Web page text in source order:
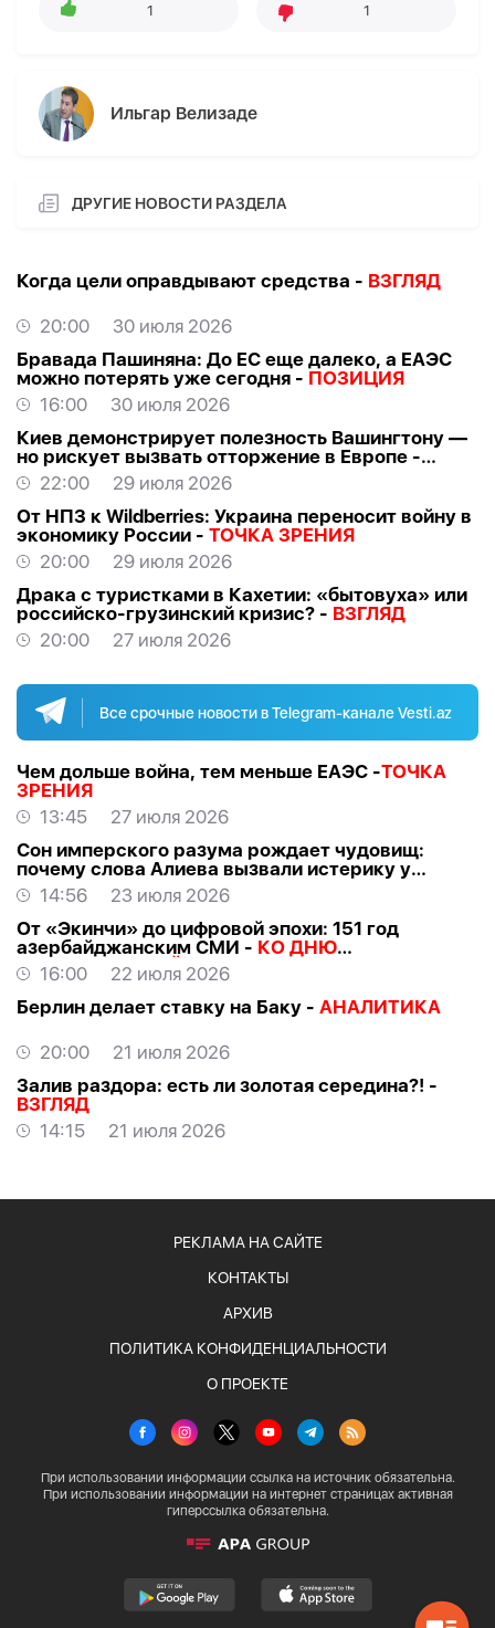
1 1
Ильгар Велизаде
ДРУГИЕ НОВОСТИ РАЗДЕЛА
Когда цели оправдывают средства - ВЗГЛЯД
20:00
30 июля 2026
Бравада Пашиняна: До ЕС еще далеко, а ЕАЭС
можно потерять уже сегодня - ПОЗИЦИЯ
16:00
30 июля 2026
Киев демонстрирует полезность Вашингтону —
но рискует вызвать отторжение в Европе -
ВЗГЛЯД
22:00
29 июля 2026
От НПЗ к Wildberries: Украина переносит войну в
экономику России - ТОЧКА ЗРЕНИЯ
20:00
29 июля 2026
Драка с туристками в Кахетии: «бытовуха» или
российско-грузинский кризис? - ВЗГЛЯД
20:00
27 июля 2026
Все срочные новости в Telegram-канале Vesti.az
Чем дольше война, тем меньше ЕАЭС -ТОЧКА
ЗРЕНИЯ
13:45
27 июля 2026
Сон имперского разума рождает чудовищ:
почему слова Алиева вызвали истерику у
российских «патриотов» -
14:56
23 июля 2026
От «Экинчи» до цифровой эпохи: 151 год
азербайджанским СМИ - КО ДНЮ
НАЦИОНАЛЬНОЙ ПРЕССЫ
16:00
22 июля 2026
Берлин делает ставку на Баку - АНАЛИТИКА
20:00
21 июля 2026
Залив раздора: есть ли золотая середина?! -
ВЗГЛЯД
14:15
21 июля 2026
РЕКЛАМА НА САЙТЕ
КОНТАКТЫ
АРХИВ
ПОЛИТИКА КОНФИДЕНЦИАЛЬНОСТИ
О ПРОЕКТЕ
При использовании информации ссылка на источник обязательна.
При использовании информации на интернет страницах активная
гиперссылка обязательна.